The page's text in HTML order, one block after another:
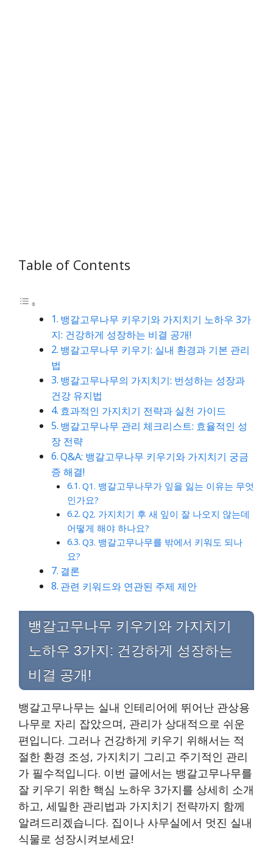
Table of Contents
뱅갈고무나무 키우기와 가지치기 노하우 3가
지: 건강하게 성장하는 비결 공개!
뱅갈고무나무 키우기: 실내 환경과 기본 관리
법
뱅갈고무나무의 가지치기: 번성하는 성장과
건강 유지법
효과적인 가지치기 전략과 실천 가이드
뱅갈고무나무 관리 체크리스트: 효율적인 성
장 전략
Q&A: 뱅갈고무나무 키우기와 가지치기 궁금
증 해결!
Q1. 뱅갈고무나무가 잎을 잃는 이유는 무엇
인가요?
Q2. 가지치기 후 새 잎이 잘 나오지 않는데
어떻게 해야 하나요?
Q3. 뱅갈고무나무를 밖에서 키워도 되나
요?
결론
관련 키워드와 연관된 주제 제안
뱅갈고무나무 키우기와 가지치기
노하우 3가지: 건강하게 성장하는
비결 공개!
뱅갈고무나무는 실내 인테리어에 뛰어난 관상용
나무로 자리 잡았으며, 관리가 상대적으로 쉬운
편입니다. 그러나 건강하게 키우기 위해서는 적
절한 환경 조성, 가지치기 그리고 주기적인 관리
가 필수적입니다. 이번 글에서는 뱅갈고무나무를
잘 키우기 위한 핵심 노하우 3가지를 상세히 소개
하고, 세밀한 관리법과 가지치기 전략까지 함께
알려드리겠습니다. 집이나 사무실에서 멋진 실내
식물로 성장시켜보세요!